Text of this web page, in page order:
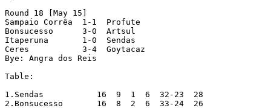
Round 18 [May 15]
Sampaio Corrêa  1-1  Profute
Bonsucesso      3-0  Artsul
Itaperuna       1-0  Sendas
Ceres           3-4  Goytacaz
Bye: Angra dos Reis
Table:
1.Sendas           16  9  1  6  32-23  28
2.Bonsucesso       16  8  2  6  33-24  26